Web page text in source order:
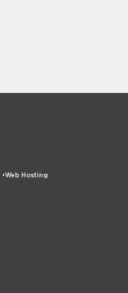
•Web Hosting